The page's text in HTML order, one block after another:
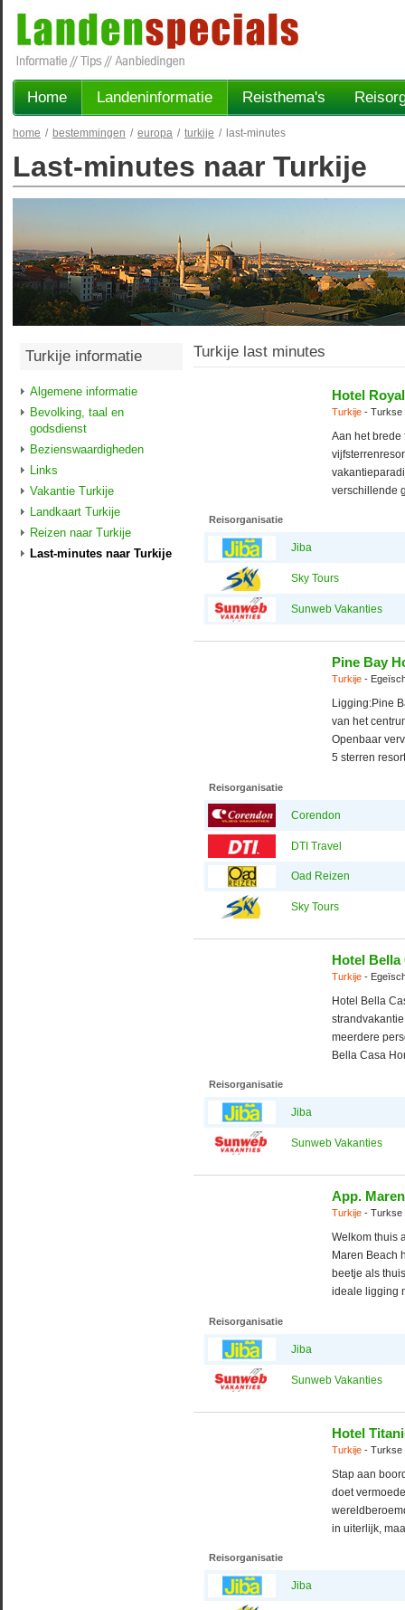
Home Landeninformatie Reisthema's
home / bestemmingen / europa / turkije / last-minutes
Last-minutes naar Turkije
Turkije last minutes
Hotel
Turkije - Turkse
Aan het brede
verschillende
Reisorganisatie
Jiba
Sky Tours
Sunweb Vakanties
Pine Bay
Turkije -
Ligging:Pine
van het
Openbaar
5 sterren
Reisorganisatie
Corendon
DTI Travel
Oad Reizen
Sky Tours
Hotel Bella
Turkije -
Hotel Bella
meerdere
Bella Casa
Reisorganisatie
Jiba
Sunweb Vakanties
App.
Turkije - Turkse
Welkom thuis
Maren Beach
beetje als
ideale ligging
Reisorganisatie
Jiba
Sunweb Vakanties
Hotel
Turkije - Turkse
Stap aan
doet
in uiterlijk,
Reisorganisatie
Jiba
Turkije informatie
Algemene informatie
Bevolking, taal en
godsdienst
Bezienswaardigheden
Links
Vakantie Turkije
Landkaart Turkije
Reizen naar Turkije
Last-minutes naar Turkije